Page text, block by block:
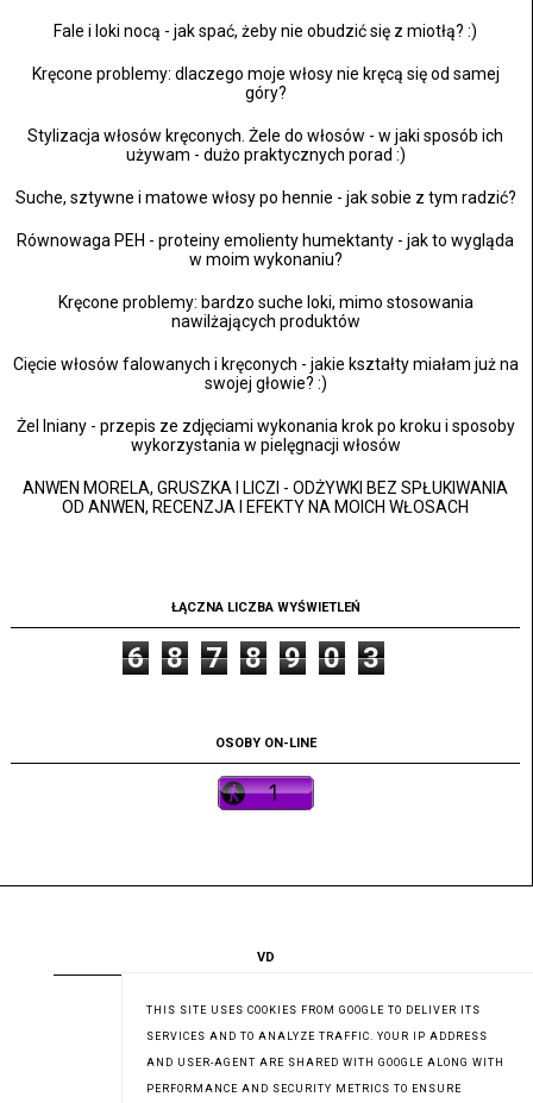
Fale i loki nocą - jak spać, żeby nie obudzić się z miotłą? :)
Kręcone problemy: dlaczego moje włosy nie kręcą się od samej
góry?
Stylizacja włosów kręconych. Żele do włosów - w jaki sposób ich
używam - dużo praktycznych porad :)
Suche, sztywne i matowe włosy po hennie - jak sobie z tym radzić?
Równowaga PEH - proteiny emolienty humektanty - jak to wygląda
w moim wykonaniu?
Kręcone problemy: bardzo suche loki, mimo stosowania
nawilżających produktów
Cięcie włosów falowanych i kręconych - jakie kształty miałam już na
swojej głowie? :)
Żel lniany - przepis ze zdjęciami wykonania krok po kroku i sposoby
wykorzystania w pielęgnacji włosów
ANWEN MORELA, GRUSZKA I LICZI - ODŻYWKI BEZ SPŁUKIWANIA
OD ANWEN, RECENZJA I EFEKTY NA MOICH WŁOSACH
ŁĄCZNA LICZBA WYŚWIETLEŃ
6 8 7 8 9 0 3
OSOBY ON-LINE
VD
THIS SITE USES COOKIES FROM GOOGLE TO DELIVER ITS
SERVICES AND TO ANALYZE TRAFFIC. YOUR IP ADDRESS
AND USER-AGENT ARE SHARED WITH GOOGLE ALONG WITH
PERFORMANCE AND SECURITY METRICS TO ENSURE